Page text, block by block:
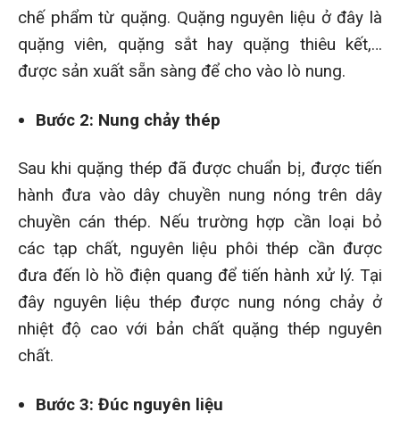
chế phẩm từ quặng. Quặng nguyên liệu ở đây là
quặng viên, quặng sắt hay quặng thiêu kết,…
được sản xuất sẵn sàng để cho vào lò nung.
Bước 2: Nung chảy thép
Sau khi quặng thép đã được chuẩn bị, được tiến
hành đưa vào dây chuyền nung nóng trên dây
chuyền cán thép. Nếu trường hợp cần loại bỏ
các tạp chất, nguyên liệu phôi thép cần được
đưa đến lò hồ điện quang để tiến hành xử lý. Tại
đây nguyên liệu thép được nung nóng chảy ở
nhiệt độ cao với bản chất quặng thép nguyên
chất.
Bước 3: Đúc nguyên liệu